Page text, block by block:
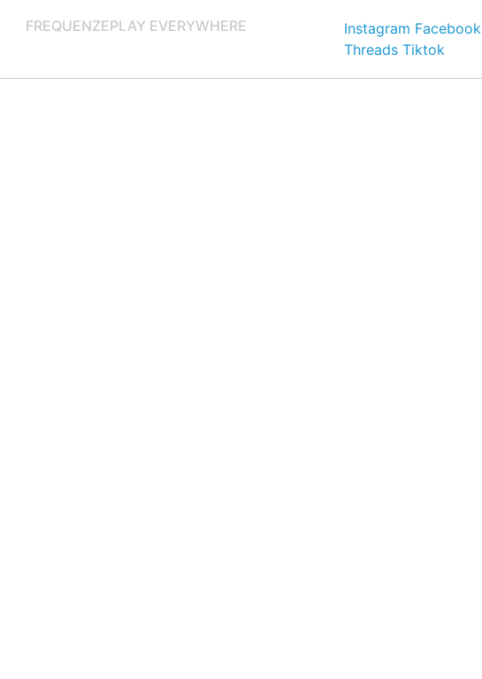
FREQUENZEPLAY EVERYWHERE Instagram Facebook
Threads Tiktok